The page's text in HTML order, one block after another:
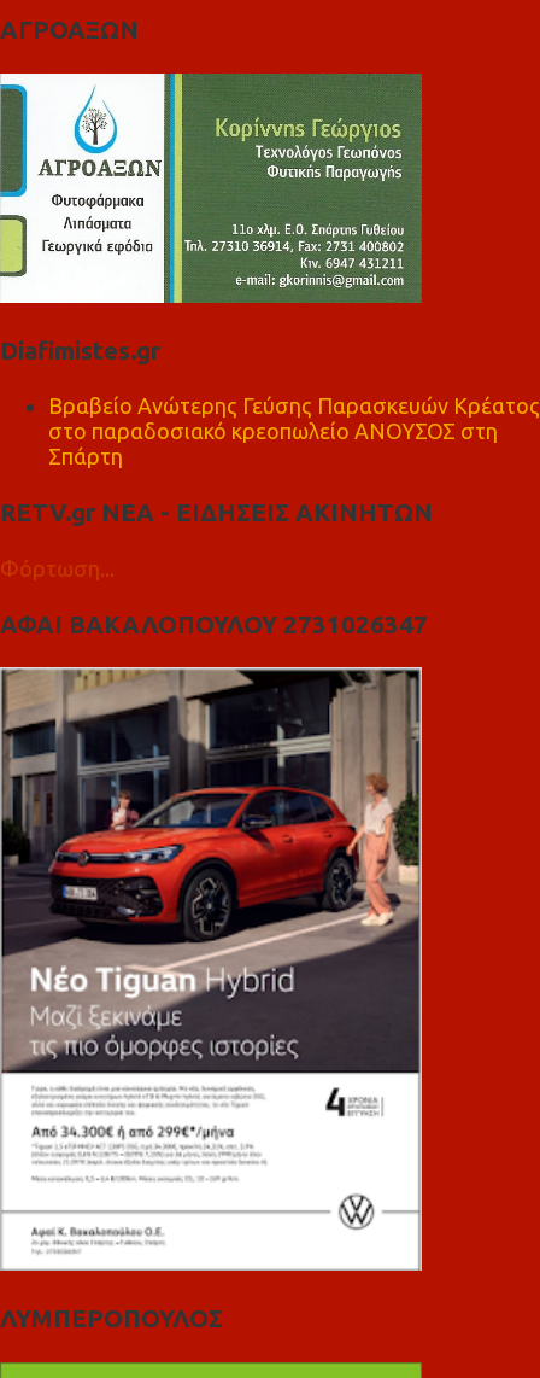
ΑΓΡΟΑΞΩΝ
Diafimistes.gr
Βραβείο Ανώτερης Γεύσης Παρασκευών Κρέατος
στο παραδοσιακό κρεοπωλείο ΑΝΟΥΣΟΣ στη
Σπάρτη
RETV.gr ΝΕΑ - ΕΙΔΗΣΕΙΣ ΑΚΙΝΗΤΩΝ
Φόρτωση...
ΑΦΑΙ ΒΑΚΑΛΟΠΟΥΛΟΥ 2731026347
ΛΥΜΠΕΡΟΠΟΥΛΟΣ